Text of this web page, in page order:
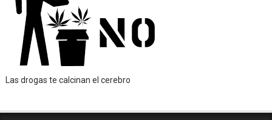
Las drogas te calcinan el cerebro